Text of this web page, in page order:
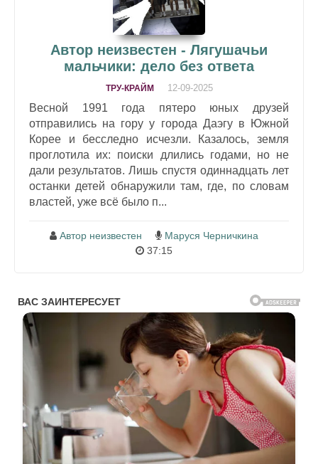
Автор неизвестен - Лягушачьи
мальчики: дело без ответа
ТРУ-КРАЙМ 12-09-2025
Весной 1991 года пятеро юных друзей
отправились на гору у города Даэгу в Южной
Корее и бесследно исчезли. Казалось, земля
проглотила их: поиски длились годами, но не
дали результатов. Лишь спустя одиннадцать лет
останки детей обнаружили там, где, по словам
властей, уже всё было п...
Автор неизвестен
Маруся Черничкина
37:15